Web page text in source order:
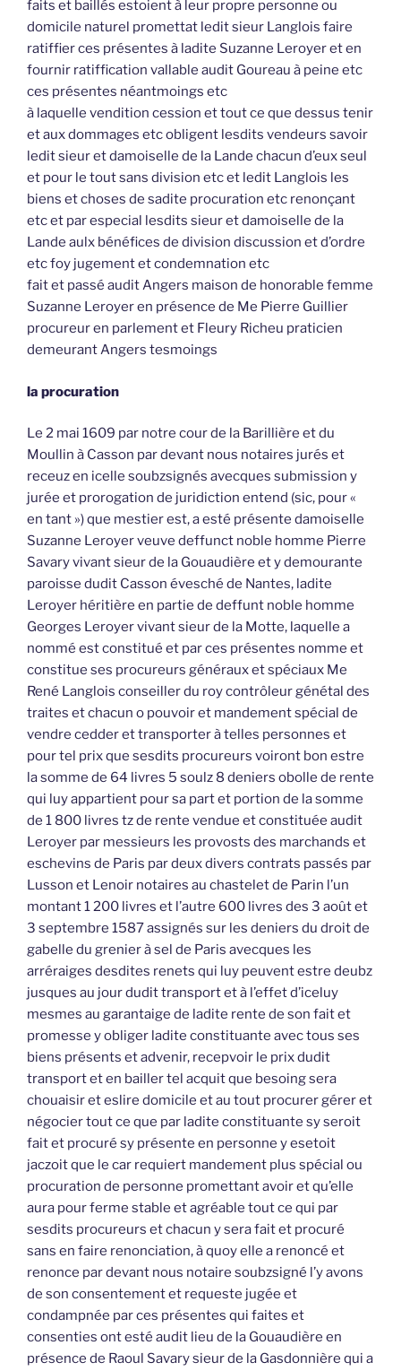
faits et baillés estoient à leur propre personne ou
domicile naturel promettat ledit sieur Langlois faire
ratiffier ces présentes à ladite Suzanne Leroyer et en
fournir ratiffication vallable audit Goureau à peine etc
ces présentes néantmoings etc
à laquelle vendition cession et tout ce que dessus tenir
et aux dommages etc obligent lesdits vendeurs savoir
ledit sieur et damoiselle de la Lande chacun d’eux seul
et pour le tout sans division etc et ledit Langlois les
biens et choses de sadite procuration etc renonçant
etc et par especial lesdits sieur et damoiselle de la
Lande aulx bénéfices de division discussion et d’ordre
etc foy jugement et condemnation etc
fait et passé audit Angers maison de honorable femme
Suzanne Leroyer en présence de Me Pierre Guillier
procureur en parlement et Fleury Richeu praticien
demeurant Angers tesmoings
la procuration
Le 2 mai 1609 par notre cour de la Barillière et du
Moullin à Casson par devant nous notaires jurés et
receuz en icelle soubzsignés avecques submission y
jurée et prorogation de juridiction entend (sic, pour «
en tant ») que mestier est, a esté présente damoiselle
Suzanne Leroyer veuve deffunct noble homme Pierre
Savary vivant sieur de la Gouaudière et y demourante
paroisse dudit Casson évesché de Nantes, ladite
Leroyer héritière en partie de deffunt noble homme
Georges Leroyer vivant sieur de la Motte, laquelle a
nommé est constitué et par ces présentes nomme et
constitue ses procureurs généraux et spéciaux Me
René Langlois conseiller du roy contrôleur génétal des
traites et chacun o pouvoir et mandement spécial de
vendre cedder et transporter à telles personnes et
pour tel prix que sesdits procureurs voiront bon estre
la somme de 64 livres 5 soulz 8 deniers obolle de rente
qui luy appartient pour sa part et portion de la somme
de 1 800 livres tz de rente vendue et constituée audit
Leroyer par messieurs les provosts des marchands et
eschevins de Paris par deux divers contrats passés par
Lusson et Lenoir notaires au chastelet de Parin l’un
montant 1 200 livres et l’autre 600 livres des 3 août et
3 septembre 1587 assignés sur les deniers du droit de
gabelle du grenier à sel de Paris avecques les
arréraiges desdites renets qui luy peuvent estre deubz
jusques au jour dudit transport et à l’effet d’iceluy
mesmes au garantaige de ladite rente de son fait et
promesse y obliger ladite constituante avec tous ses
biens présents et advenir, recepvoir le prix dudit
transport et en bailler tel acquit que besoing sera
chouaisir et eslire domicile et au tout procurer gérer et
négocier tout ce que par ladite constituante sy seroit
fait et procuré sy présente en personne y esetoit
jaczoit que le car requiert mandement plus spécial ou
procuration de personne promettant avoir et qu’elle
aura pour ferme stable et agréable tout ce qui par
sesdits procureurs et chacun y sera fait et procuré
sans en faire renonciation, à quoy elle a renoncé et
renonce par devant nous notaire soubzsigné l’y avons
de son consentement et requeste jugée et
condampnée par ces présentes qui faites et
consenties ont esté audit lieu de la Gouaudière en
présence de Raoul Savary sieur de la Gasdonnière qui a